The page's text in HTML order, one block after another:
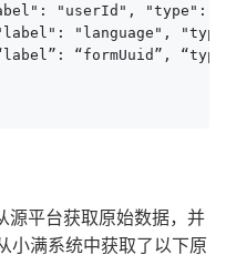
"userId", "type":
"language",
“formUuid”,
源平台获取原始数据，并
小满系统中获取了以下原